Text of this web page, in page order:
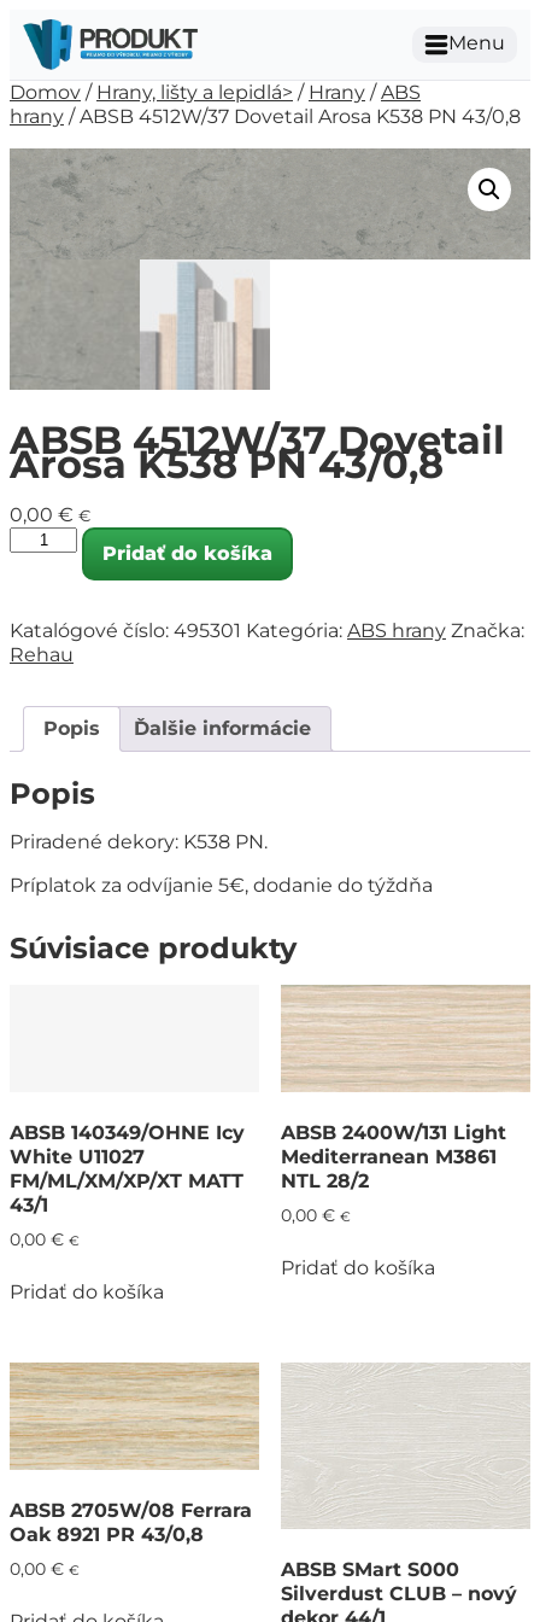
Menu
Domov / Hrany, lišty a lepidlá> / Hrany /ABS
hrany / ABSB 4512W/37 Dovetail Arosa K538 PN 43/0,8
ABSB 4512W/37 Dovetail
Arosa K538 PN 43/0,8
0,00 € €
Pridať do košíka
Katalógové číslo: 495301 Kategória: ABS hrany Značka:
Rehau
Popis Ďalšie informácie
Popis
Priradené dekory: K538 PN.
Príplatok za odvíjanie 5€, dodanie do týždňa
Súvisiace produkty
ABSB 140349/OHNE Icy
White U11027
FM/ML/XM/XP/XT MATT
43/1
0,00 € €
Pridať do košíka
ABSB 2400W/131 Light
Mediterranean M3861
NTL 28/2
0,00 € €
Pridať do košíka
ABSB 2705W/08 Ferrara
Oak 8921 PR 43/0,8
0,00 € €
ABSB SMart S000
Silverdust CLUB – nový